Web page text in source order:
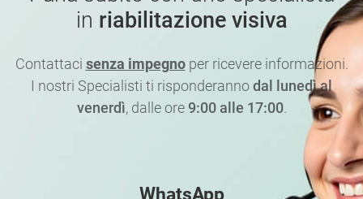
in riabilitazione visiva
Contattaci senza impegnoper ricevere informazioni.
I nostri Specialisti ti risponderannodal lunedì al
venerdì, dalle ore 9:00 alle 17:00.
WhatsApp